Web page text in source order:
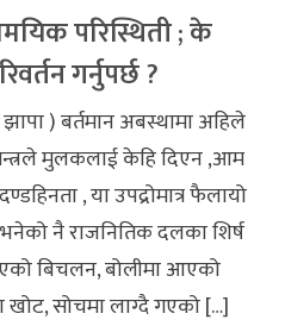
परिस्थिती ; के
गर्नुपर्छ ?
) बर्तमान अबस्थामा अहिले
मुलकलाई केहि दिएन ,आम
, या उपद्रोमात्र फैलायो
नै राजनितिक दलका शिर्ष
बिचलन, बोलीमा आएको
खोट, सोचमा लाग्दै गएको […]